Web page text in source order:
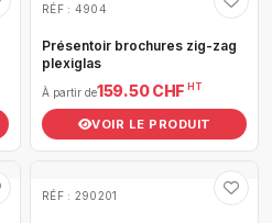
RÉF : 4904
Présentoir brochures zig-zag
plexiglas
À partir de159.50 CHF HT
VOIR LE PRODUIT
RÉF : 290201